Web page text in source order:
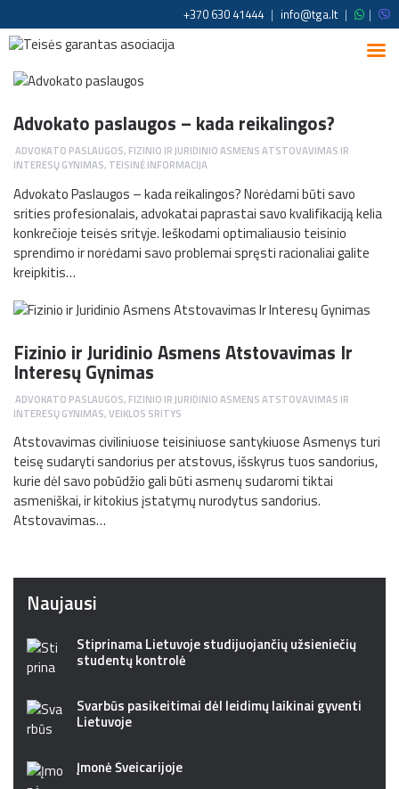
+370 630 41444 | info@tga.lt | |
Advokato paslaugos – kada reikalingos?
ADVOKATO PASLAUGOS, FIZINIO IR JURIDINIO ASMENS ATSTOVAVIMAS IR
INTERESŲ GYNIMAS, TEISINĖ INFORMACIJA
Advokato Paslaugos – kada reikalingos? Norėdami būti savo
srities profesionalais, advokatai paprastai savo kvalifikaciją kelia
konkrečioje teisės srityje. Ieškodami optimaliausio teisinio
sprendimo ir norėdami savo problemai spręsti racionaliai galite
kreipkitis…
Fizinio ir Juridinio Asmens Atstovavimas Ir
Interesų Gynimas
ADVOKATO PASLAUGOS, FIZINIO IR JURIDINIO ASMENS ATSTOVAVIMAS IR
INTERESŲ GYNIMAS,VEIKLOS SRITYS
Atstovavimas civiliniuose teisiniuose santykiuose Asmenys turi
teisę sudaryti sandorius per atstovus, išskyrus tuos sandorius,
kurie dėl savo pobūdžio gali būti asmenų sudaromi tiktai
asmeniškai, ir kitokius įstatymų nurodytus sandorius.
Atstovavimas…
Naujausi
Stiprinama Lietuvoje studijuojančių užsieniečių
studentų kontrolė
Svarbūs pasikeitimai dėl leidimų laikinai gyventi
Lietuvoje
Įmonė Šveicarijoje